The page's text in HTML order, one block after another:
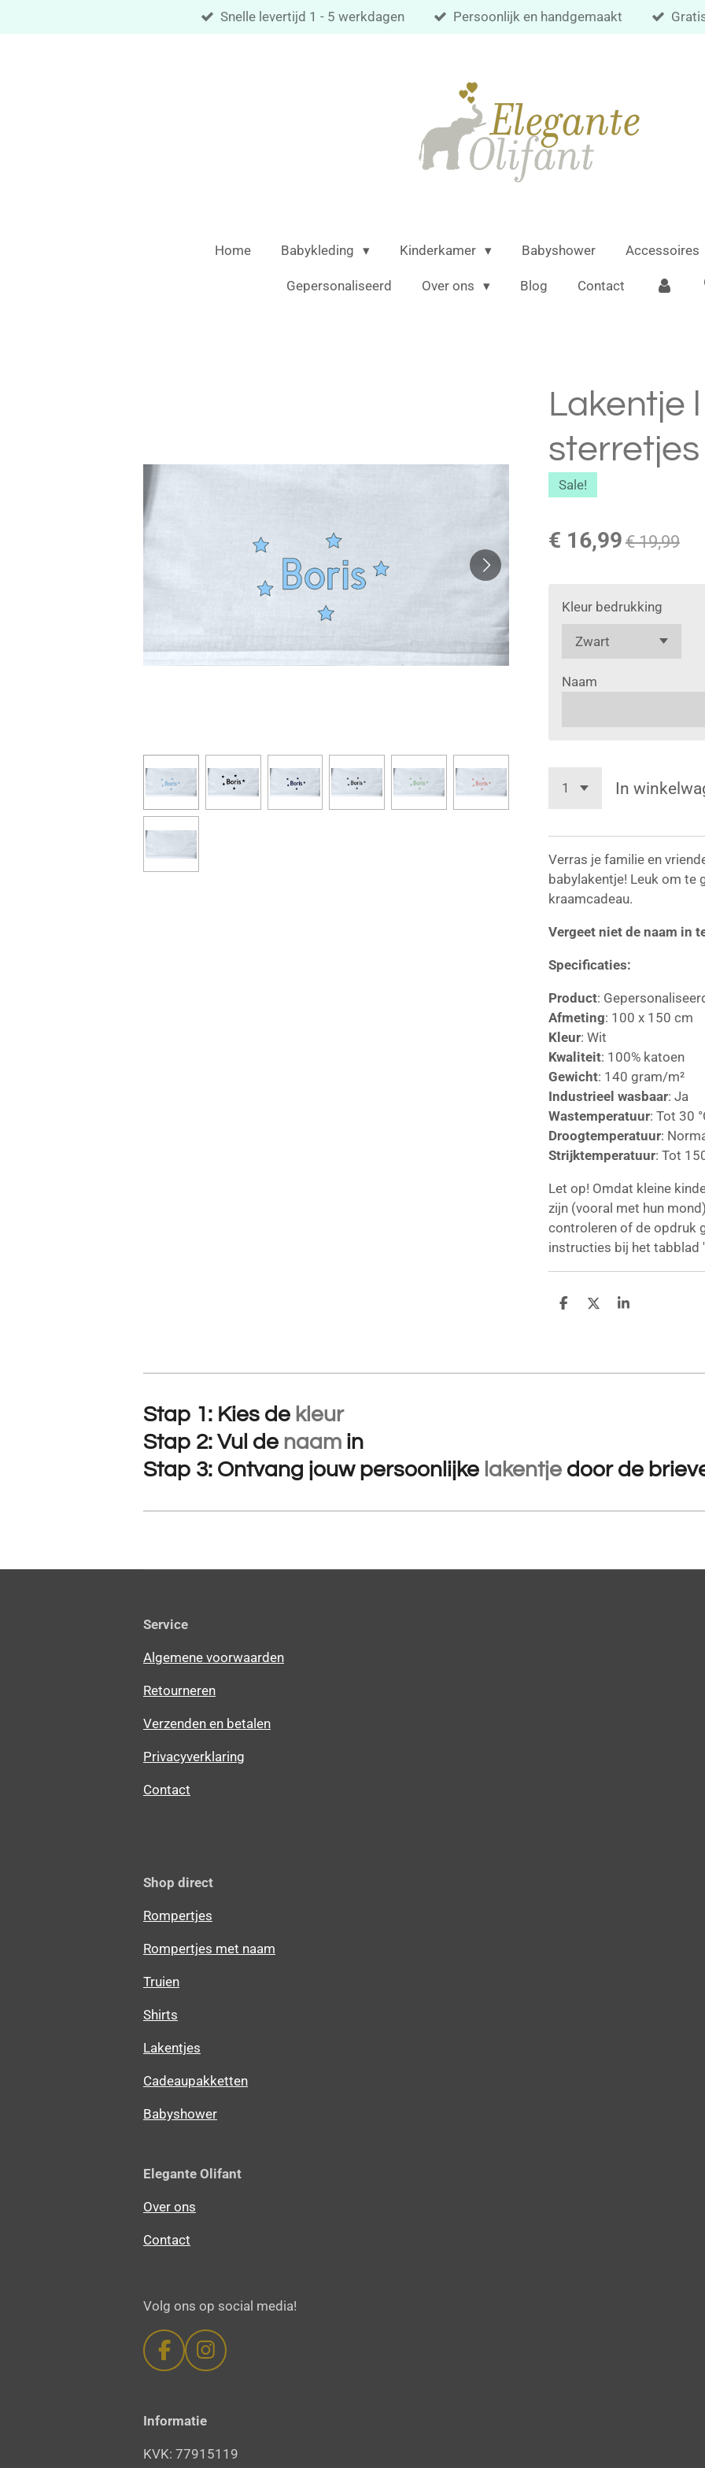
direct
Snelle levertijd 1 - 5 werkdagen Persoonlijk en handgemaakt
Home Babykleding Kinderkamer Babyshower Accessoires
Gepersonaliseerd Over ons Blog Contact
Lakentje
sterretjes
Sale!
€ 16,99 € 19,99
Kleur bedrukking
Naam
In
Verras je familie en
babylakentje! Leuk om te
kraamcadeau.
Vergeet niet de naam in
Specificaties:
Product:
Afmeting: 100 x 150 cm
Kleur: Wit
Kwaliteit: 100% katoen
Gewicht: 140 gram/m²
Industrieel wasbaar: Ja
Wastemperatuur: Tot 30
Droogtemperatuur:
Strijktemperatuur: Tot
Let op! Omdat kleine
zijn (vooral met hun
controleren of de opdruk
instructies bij het tabblad
D
D
S
Stap 1: Kies de kleur
Stap 2: Vul de naam in
Stap 3: Ontvang jouw persoonlijke lakentje door de
Service
Algemene voorwaarden
Retourneren
Verzenden en betalen
Privacyverklaring
Contact
Shop direct
Rompertjes
Rompertjes met naam
Truien
Shirts
Lakentjes
Cadeaupakketten
Babyshower
Elegante Olifant
Over ons
Contact
Volg ons op social media!
F
e
o
I
t
g
Informatie
KVK: 77915119